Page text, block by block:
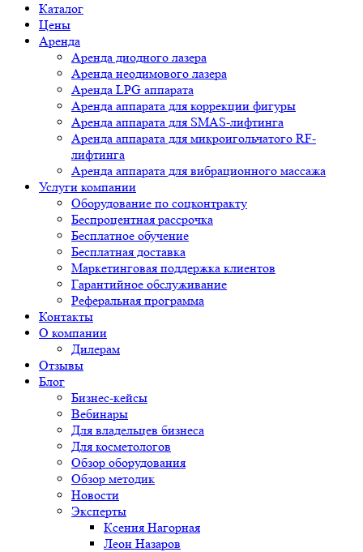
Каталог
Цены
Аренда
Аренда диодного лазера
Аренда неодимового лазера
Аренда LPG аппарата
Аренда аппарата для коррекции фигуры
Аренда аппарата для SMAS-лифтинга
Аренда аппарата для микроигольчатого RF-
лифтинга
Аренда аппарата для вибрационного массажа
Услуги компании
Оборудование по соцконтракту
Беспроцентная рассрочка
Бесплатное обучение
Бесплатная доставка
Маркетинговая поддержка клиентов
Гарантийное обслуживание
Реферальная программа
Контакты
О компании
Дилерам
Отзывы
Блог
Бизнес-кейсы
Вебинары
Для владельцев бизнеса
Для косметологов
Обзор оборудования
Обзор методик
Новости
Эксперты
Ксения Нагорная
Леон Назаров